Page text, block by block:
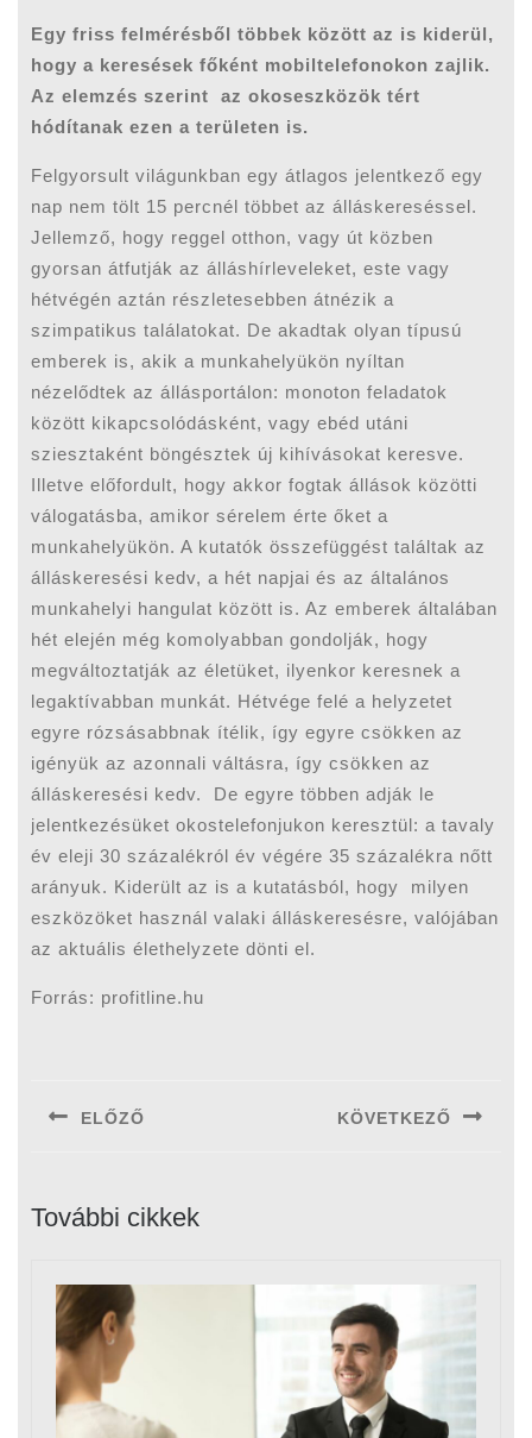
Egy friss felmérésből többek között az is kiderül,
hogy a keresések főként mobiltelefonokon zajlik.
Az elemzés szerint az okoseszközök tért
hódítanak ezen a területen is.
Felgyorsult világunkban egy átlagos jelentkező egy
nap nem tölt 15 percnél többet az álláskereséssel.
Jellemző, hogy reggel otthon, vagy út közben
gyorsan átfutják az álláshírleveleket, este vagy
hétvégén aztán részletesebben átnézik a
szimpatikus találatokat. De akadtak olyan típusú
emberek is, akik a munkahelyükön nyíltan
nézelődtek az állásportálon: monoton feladatok
között kikapcsolódásként, vagy ebéd utáni
sziesztaként böngésztek új kihívásokat keresve.
Illetve előfordult, hogy akkor fogtak állások közötti
válogatásba, amikor sérelem érte őket a
munkahelyükön. A kutatók összefüggést találtak az
álláskeresési kedv, a hét napjai és az általános
munkahelyi hangulat között is. Az emberek általában
hét elején még komolyabban gondolják, hogy
megváltoztatják az életüket, ilyenkor keresnek a
legaktívabban munkát. Hétvége felé a helyzetet
egyre rózsásabbnak ítélik, így egyre csökken az
igényük az azonnali váltásra, így csökken az
álláskeresési kedv. De egyre többen adják le
jelentkezésüket okostelefonjukon keresztül: a tavaly
év eleji 30 százalékról év végére 35 százalékra nőtt
arányuk. Kiderült az is a kutatásból, hogy milyen
eszközöket használ valaki álláskeresésre, valójában
az aktuális élethelyzete dönti el.
Forrás: profitline.hu
ELŐZŐ KÖVETKEZŐ
További cikkek